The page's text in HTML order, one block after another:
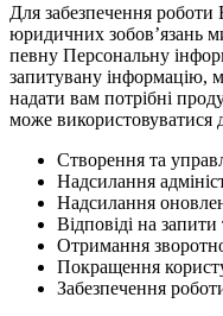
Для забезпечення
юридичних зобов’язань
певну Персональну
запитувану інформацію,
надати вам потрібні
може використовуватися
Створення та
Надсилання
Надсилання
Відповіді на
Отримання
Покращення
Забезпечення